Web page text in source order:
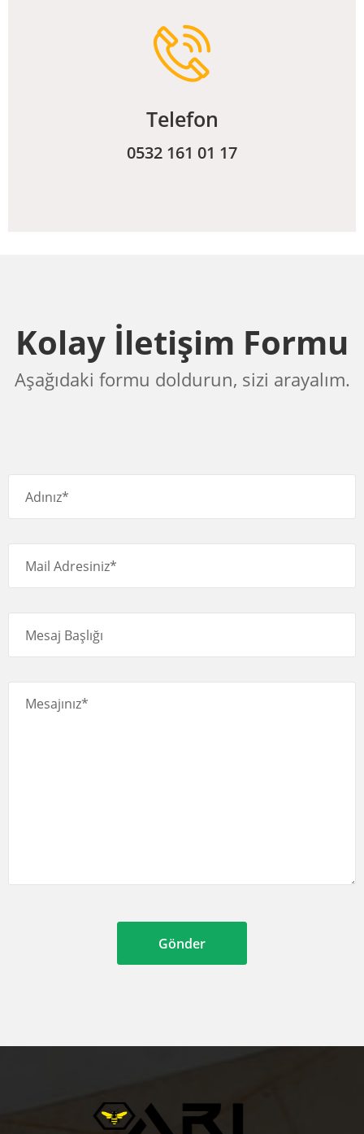
Telefon
0532 161 01 17
Kolay İletişim Formu
Aşağıdaki formu doldurun, sizi arayalım.